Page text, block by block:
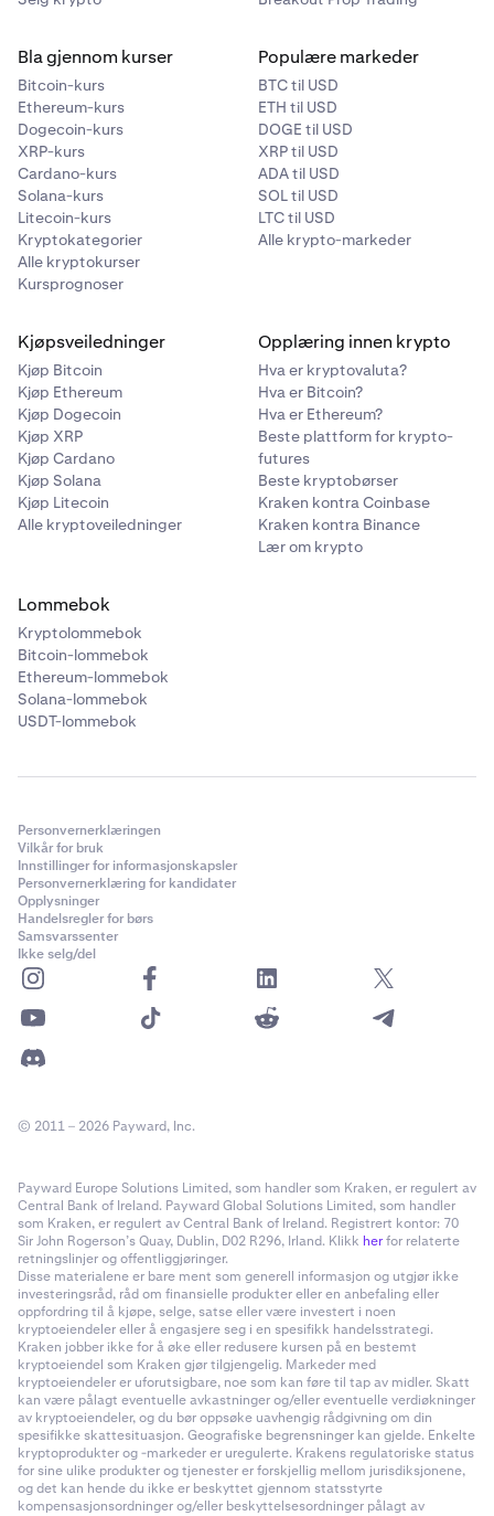
Bla gjennom kurser
Bitcoin-kurs
Ethereum-kurs
Dogecoin-kurs
XRP-kurs
Cardano-kurs
Solana-kurs
Litecoin-kurs
Kryptokategorier
Alle kryptokurser
Kursprognoser
Populære markeder
BTC til USD
ETH til USD
DOGE til USD
XRP til USD
ADA til USD
SOL til USD
LTC til USD
Alle krypto-markeder
Kjøpsveiledninger
Kjøp Bitcoin
Kjøp Ethereum
Kjøp Dogecoin
Kjøp XRP
Kjøp Cardano
Kjøp Solana
Kjøp Litecoin
Alle kryptoveiledninger
Opplæring innen krypto
Hva er kryptovaluta?
Hva er Bitcoin?
Hva er Ethereum?
Beste plattform for krypto-
futures
Beste kryptobørser
Kraken kontra Coinbase
Kraken kontra Binance
Lær om krypto
Lommebok
Kryptolommebok
Bitcoin-lommebok
Ethereum-lommebok
Solana-lommebok
USDT-lommebok
Personvernerklæringen
Vilkår for bruk
Innstillinger for informasjonskapsler
Personvernerklæring for kandidater
Opplysninger
Handelsregler for børs
Samsvarssenter
Ikke selg/del
© 2011 – 2026 Payward, Inc.
Payward Europe Solutions Limited, som handler som Kraken, er regulert av
Central Bank of Ireland. Payward Global Solutions Limited, som handler
som Kraken, er regulert av Central Bank of Ireland. Registrert kontor: 70
Sir John Rogerson’s Quay, Dublin, D02 R296, Irland. Klikk herfor relaterte
retningslinjer og offentliggjøringer.
Disse materialene er bare ment som generell informasjon og utgjør ikke
investeringsråd, råd om finansielle produkter eller en anbefaling eller
oppfordring til å kjøpe, selge, satse eller være investert i noen
kryptoeiendeler eller å engasjere seg i en spesifikk handelsstrategi.
Kraken jobber ikke for å øke eller redusere kursen på en bestemt
kryptoeiendel som Kraken gjør tilgjengelig. Markeder med
kryptoeiendeler er uforutsigbare, noe som kan føre til tap av midler. Skatt
kan være pålagt eventuelle avkastninger og/eller eventuelle verdiøkninger
av kryptoeiendeler, og du bør oppsøke uavhengig rådgivning om din
spesifikke skattesituasjon. Geografiske begrensninger kan gjelde. Enkelte
kryptoprodukter og -markeder er uregulerte. Krakens regulatoriske status
for sine ulike produkter og tjenester er forskjellig mellom jurisdiksjonene,
og det kan hende du ikke er beskyttet gjennom statsstyrte
kompensasjonsordninger og/eller beskyttelsesordninger pålagt av